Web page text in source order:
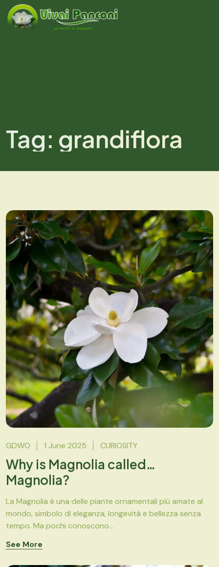
Tag: grandiflora
GDWO 1 June 2025 CURIOSITY
Why is Magnolia called…
Magnolia?
La Magnolia è una delle piante ornamentali più amate al
mondo, simbolo di eleganza, longevità e bellezza senza
tempo. Ma pochi conoscono...
See More